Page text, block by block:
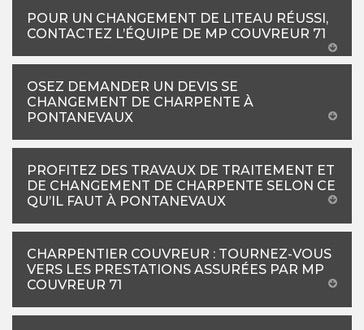
POUR UN CHANGEMENT DE LITEAU RÉUSSI,
CONTACTEZ L’ÉQUIPE DE MP COUVREUR 71
OSEZ DEMANDER UN DEVIS SE
CHANGEMENT DE CHARPENTE À
PONTANEVAUX
PROFITEZ DES TRAVAUX DE TRAITEMENT ET
DE CHANGEMENT DE CHARPENTE SELON CE
QU’IL FAUT À PONTANEVAUX
CHARPENTIER COUVREUR : TOURNEZ-VOUS
VERS LES PRESTATIONS ASSURÉES PAR MP
COUVREUR 71